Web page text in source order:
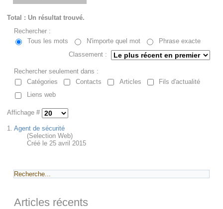
Total : Un résultat trouvé.
Rechercher :
Tous les mots
N'importe quel mot
Phrase exacte
Classement :
Rechercher seulement dans :
Catégories
Contacts Articles
Fils d'actualité
Liens web
Affichage #
1.Agent de sécurité
(Selection Web)
Créé le 25 avril 2015
Articles récents